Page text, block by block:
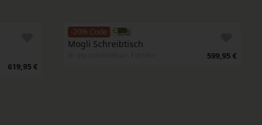
619,95 €
-20% Code
Mogli Schreibtisch
599,95 €